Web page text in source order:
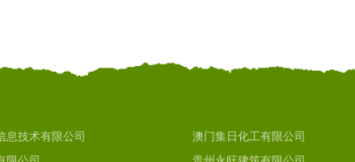
息技术有限公司 澳门集日化工有限公司